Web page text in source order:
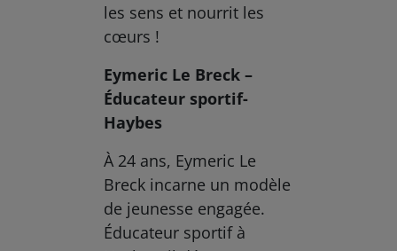
les sens et nourrit les
cœurs !
Eymeric Le Breck –
Éducateur sportif-
Haybes
À 24 ans, Eymeric Le
Breck incarne un modèle
de jeunesse engagée.
Éducateur sportif à